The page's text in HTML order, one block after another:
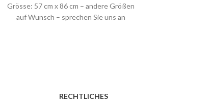
Grösse: 57 cm x 86 cm – andere Größen
auf Wunsch – sprechen Sie uns an
RECHTLICHES